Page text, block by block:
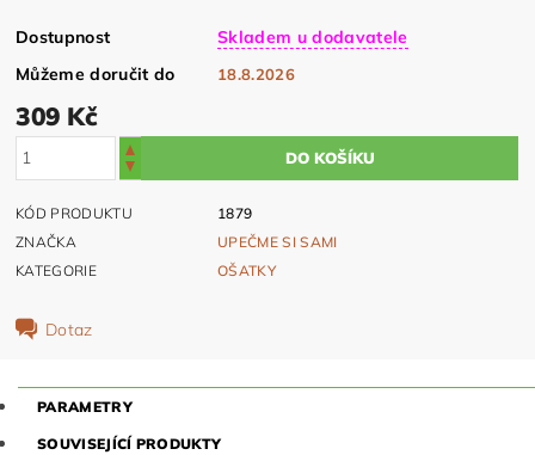
Dostupnost
Skladem u dodavatele
Můžeme doručit do
18.8.2026
309 Kč
KÓD PRODUKTU
1879
ZNAČKA
UPEČME SI SAMI
KATEGORIE
OŠATKY
Dotaz
PARAMETRY
SOUVISEJÍCÍ PRODUKTY